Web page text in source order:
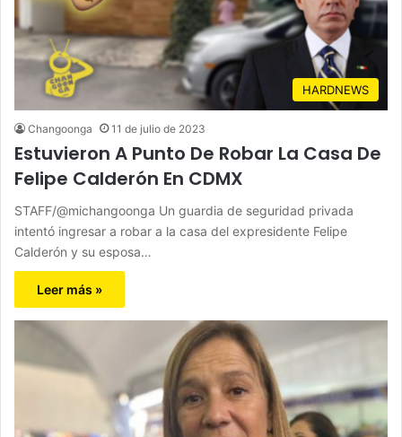
HARDNEWS
Changoonga 11 de julio de 2023
Estuvieron A Punto De Robar La Casa De
Felipe Calderón En CDMX
STAFF/@michangoonga Un guardia de seguridad privada
intentó ingresar a robar a la casa del expresidente Felipe
Calderón y su esposa…
Leer más »